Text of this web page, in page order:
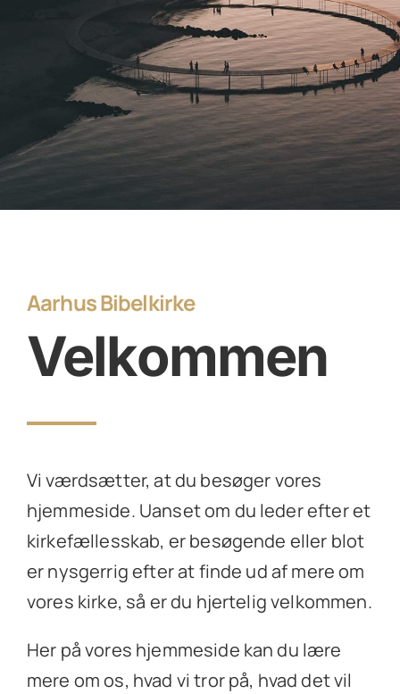
Aarhus Bibelkirke
Velkommen
Vi værdsætter, at du besøger vores
hjemmeside. Uanset om du leder efter et
kirkefællesskab, er besøgende eller blot
er nysgerrig efter at finde ud af mere om
vores kirke, så er du hjertelig velkommen.
Her på vores hjemmeside kan du lære
mere om os, hvad vi tror på, hvad det vil